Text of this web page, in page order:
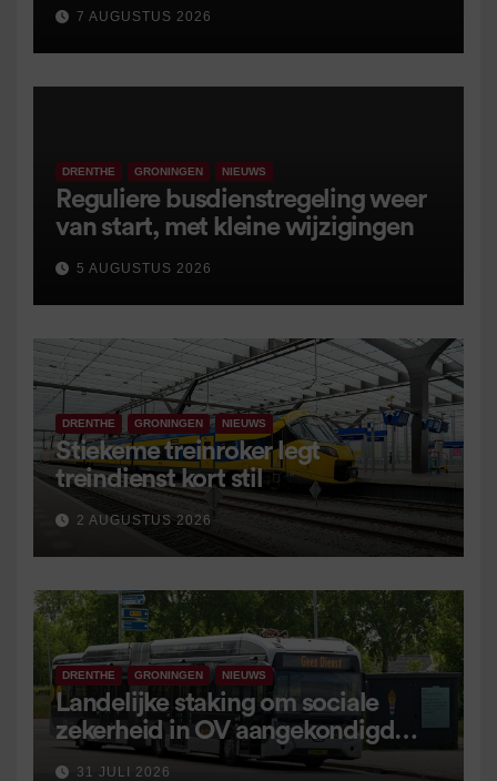
7 AUGUSTUS 2026
DRENTHE GRONINGEN NIEUWS
Reguliere busdienstregeling weer
van start, met kleine wijzigingen
5 AUGUSTUS 2026
DRENTHE GRONINGEN NIEUWS
Stiekeme treinroker legt
treindienst kort stil
2 AUGUSTUS 2026
DRENTHE GRONINGEN NIEUWS
Landelijke staking om sociale
zekerheid in OV aangekondigd
voor 9 september
31 JULI 2026